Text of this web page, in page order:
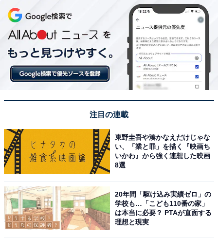
注目の連載
東野圭吾や湊かなえだけじゃな
い、「業と罪」を描く『映画ち
いかわ』から強く連想した映画
8選
20年間「駆け込み実績ゼロ」の
学校も…「こども110番の家」
は本当に必要？ PTAが直面する
理想と現実